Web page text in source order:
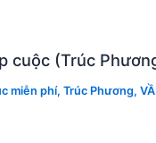
cuộc (Trúc
miễn phí, Trúc Phương,